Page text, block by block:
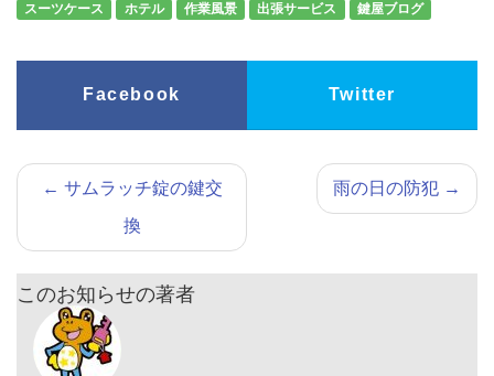
スーツケース ホテル 作業風景 出張サービス 鍵屋ブログ
Facebook Twitter
← サムラッチ錠の鍵交
換
雨の日の防犯 →
このお知らせの著者